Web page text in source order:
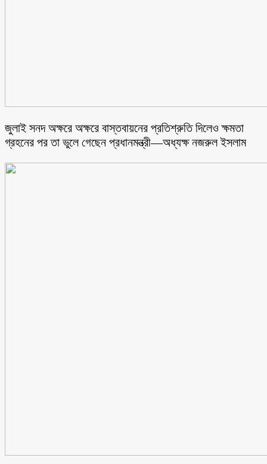
জুলাই সনদ অক্ষরে অক্ষরে বাস্তবায়নের প্রতিশ্রুতি দিলেও ক্ষমতা
গ্রহনের পর তা ভুলে গেছেন প্রধানমন্ত্রী—অধ্যক্ষ নজরুল ইসলাম